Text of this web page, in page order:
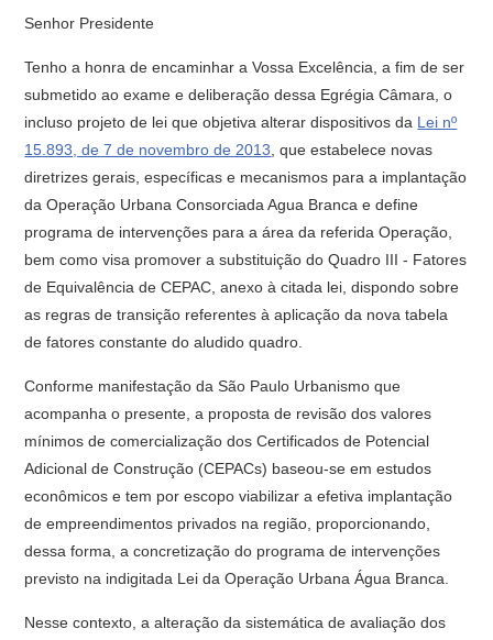
Senhor Presidente
Tenho a honra de encaminhar a Vossa Excelência, a fim de ser
submetido ao exame e deliberação dessa Egrégia Câmara, o
incluso projeto de lei que objetiva alterar dispositivos da Lei nº
15.893, de 7 de novembro de 2013 , que estabelece novas
diretrizes gerais, específicas e mecanismos para a implantação
da Operação Urbana Consorciada Agua Branca e define
programa de intervenções para a área da referida Operação,
bem como visa promover a substituição do Quadro III - Fatores
de Equivalência de CEPAC, anexo à citada lei, dispondo sobre
as regras de transição referentes à aplicação da nova tabela
de fatores constante do aludido quadro.
Conforme manifestação da São Paulo Urbanismo que
acompanha o presente, a proposta de revisão dos valores
mínimos de comercialização dos Certificados de Potencial
Adicional de Construção (CEPACs) baseou-se em estudos
econômicos e tem por escopo viabilizar a efetiva implantação
de empreendimentos privados na região, proporcionando,
dessa forma, a concretização do programa de intervenções
previsto na indigitada Lei da Operação Urbana Água Branca.
Nesse contexto, a alteração da sistemática de avaliação dos